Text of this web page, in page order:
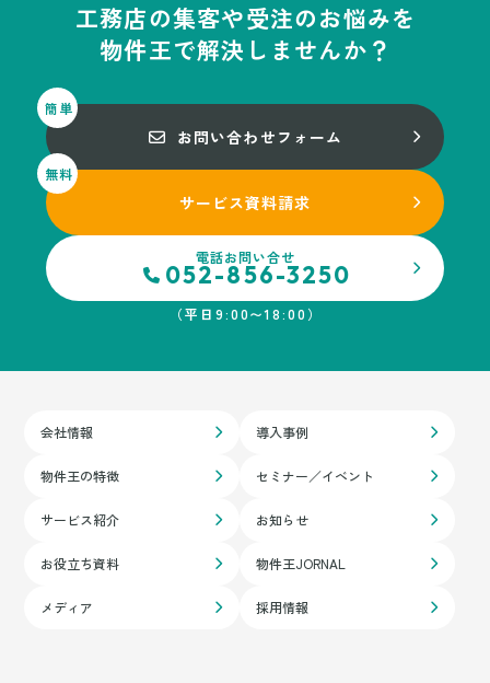
工務店の集客や受注のお悩みを
物件王で解決しませんか？
お問い合わせ フォーム
サービス資料請求
電話お問い合せ
052-856-3250
（平日9:00〜18:00）
会社情報 導入事例
物件王の特徴 セミナー／イベント
サービス紹介 お知らせ
お役立ち資料 物件王JORNAL
メディア 採用情報